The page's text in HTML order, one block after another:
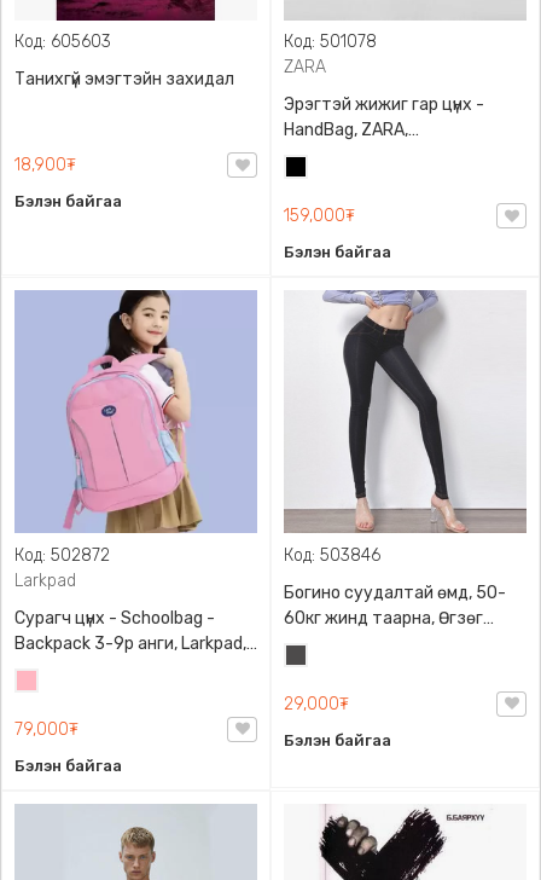
Код: 605603
Танихгүй эмэгтэйн захидал
18,900₮
Бэлэн байгаа
Код: 501078
ZARA
Эрэгтэй жижиг гар цүнх -
HandBag, ZARA,
3720/005/040, PU арьс
159,000₮
Бэлэн байгаа
Код: 502872
Larkpad
Сурагч цүнх - Schoolbag -
Backpack 3-9р анги, Larkpad,
9009-10128, Цацруулагчтай,
Олон тасалгаатай
79,000₮
Бэлэн байгаа
Код: 503846
Богино суудалтай өмд, 50-
60кг жинд таарна, Өгзөг
өргөгчтэй
29,000₮
Бэлэн байгаа